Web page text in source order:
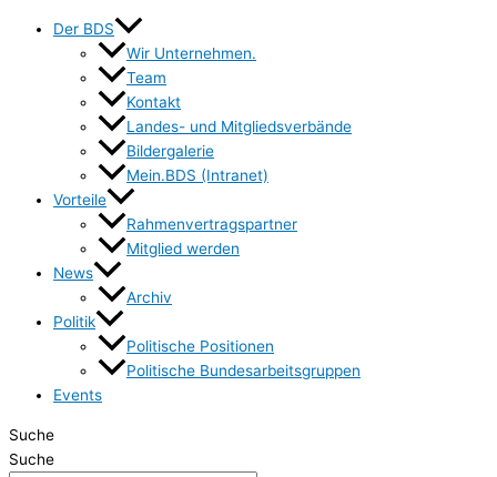
Der BDS
Wir Unternehmen.
Team
Kontakt
Landes- und Mitgliedsverbände
Bildergalerie
Mein.BDS (Intranet)
Vorteile
Rahmenvertragspartner
Mitglied werden
News
Archiv
Politik
Politische Positionen
Politische Bundesarbeitsgruppen
Events
Suche
Suche